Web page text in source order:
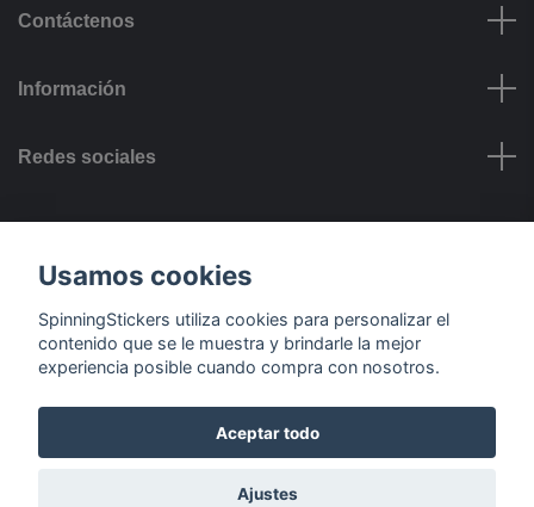
Contáctenos
Información
Redes sociales
© 2026 SpinningStickers
Opciones de Pago
Usamos cookies
SpinningStickers utiliza cookies para personalizar el
contenido que se le muestra y brindarle la mejor
experiencia posible cuando compra con nosotros.
Aceptar todo
Ajustes